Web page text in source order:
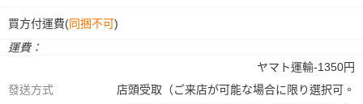
買方付運費(同捆不可)
運費：
發送方式
ヤマト運輸-1350円
店頭受取（ご来店が可能な場合に限り選択可。